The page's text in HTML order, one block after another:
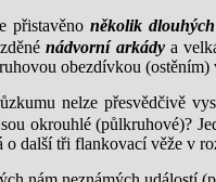
přistavěno několik
nádvorní arkádya
obezdívkou
nelze přesvědčivě
okrouhlé (půlkruhové)?
další tři flankovací věže v